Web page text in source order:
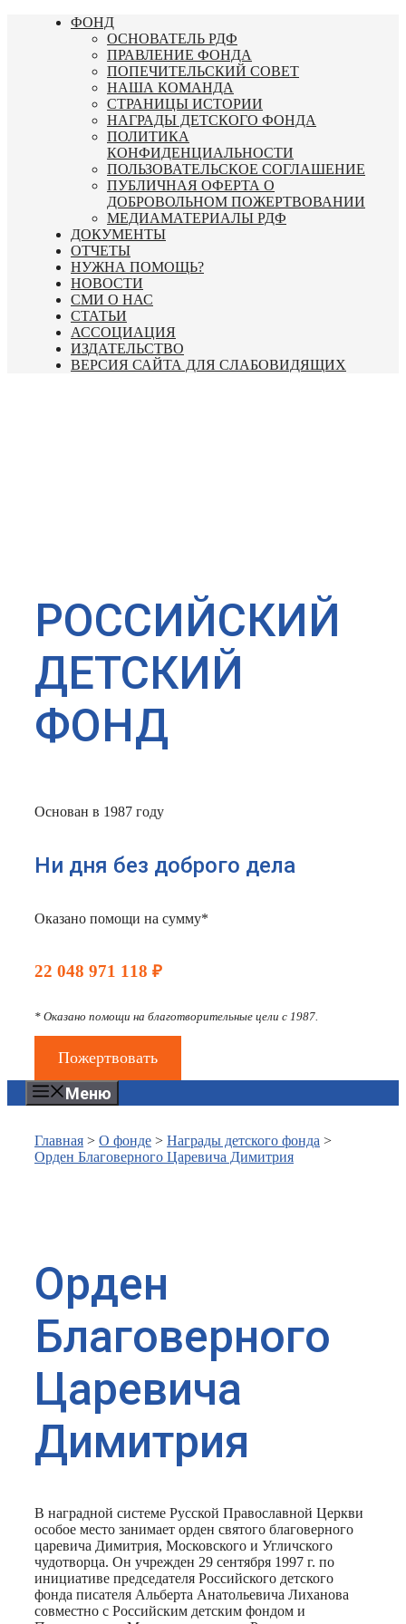
Перейти
ФОНД
ОСНОВАТЕЛЬ РДФ
ПРАВЛЕНИЕ ФОНДА
ПОПЕЧИТЕЛЬСКИЙ СОВЕТ
НАША КОМАНДА
СТРАНИЦЫ ИСТОРИИ
НАГРАДЫ ДЕТСКОГО ФОНДА
ПОЛИТИКА
КОНФИДЕНЦИАЛЬНОСТИ
ПОЛЬЗОВАТЕЛЬСКОЕ СОГЛАШЕНИЕ
ПУБЛИЧНАЯ ОФЕРТА О
ДОБРОВОЛЬНОМ ПОЖЕРТВОВАНИИ
МЕДИАМАТЕРИАЛЫ РДФ
ДОКУМЕНТЫ
ОТЧЕТЫ
НУЖНА ПОМОЩЬ?
НОВОСТИ
СМИ О НАС
СТАТЬИ
АССОЦИАЦИЯ
ИЗДАТЕЛЬСТВО
ВЕРСИЯ САЙТА ДЛЯ СЛАБОВИДЯЩИХ
РОССИЙСКИЙ
ДЕТСКИЙ
ФОНД
Основан в 1987 году
Ни дня без доброго дела
Оказано помощи на сумму*
22 048 971 118 ₽
* Оказано помощи на благотворительные цели с 1987.
Пожертвовать
Меню
Главная > О фонде > Награды детского фонда >
Орден Благоверного Царевича Димитрия
Орден
Благоверного
Царевича
Димитрия
В наградной системе Русской Православной Церкви
особое место занимает орден святого благоверного
царевича Димитрия, Московского и Угличского
чудотворца. Он учрежден 29 сентября 1997 г. по
инициативе председателя Российского детского
фонда писателя Альберта Анатольевича Лиханова
совместно с Российским детским фондом и